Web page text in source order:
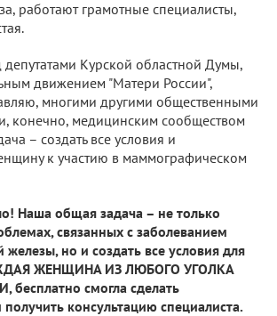
работают грамотные специалисты,
Курской областной Думы,
движением "Матери России",
многими другими общественными
конечно, медицинским сообществом
– создать все условия и
к участию в маммографическом
Наша общая задача – не только
связанных с заболеванием
но и создать все условия для
ЖЕНЩИНА ИЗ ЛЮБОГО УГОЛКА
смогла сделать
консультацию специалиста.